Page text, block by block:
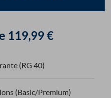
119,99€
(RG 40)
(Basic/Premium)